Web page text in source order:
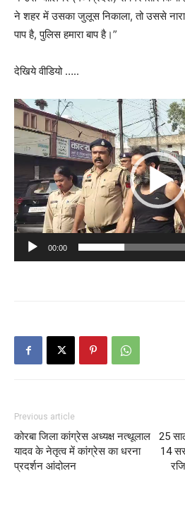
ने शहर में उसका जुलूस निकाला, तो उससे नारा
पाप है, पुलिस हमारा बाप है।”
देखिये वीडियो …..
Video
Player
00:00
Previous article
कोरबा जिला कांग्रेस अध्‍यक्ष नत्‍थूलाल
यादव के नेतृत्‍व में कांग्रेस का धरना
प्रदर्शन आंदोलन
25
14